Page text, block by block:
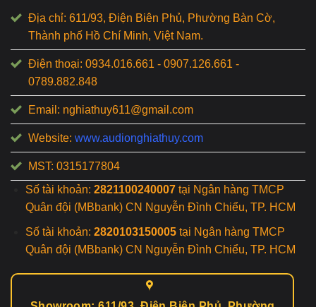
Địa chỉ: 611/93, Điện Biên Phủ, Phường Bàn Cờ,
Thành phố Hồ Chí Minh, Việt Nam.
Điện thoại: 0934.016.661 - 0907.126.661 -
0789.882.848
Email: nghiathuy611@gmail.com
Website: www.audionghiathuy.com
MST: 0315177804
Số tài khoản: 2821100240007tại Ngân hàng TMCP
Quân đội (MBbank) CN Nguyễn Đình Chiểu, TP. HCM
Số tài khoản: 2820103150005tại Ngân hàng TMCP
Quân đội (MBbank) CN Nguyễn Đình Chiểu, TP. HCM